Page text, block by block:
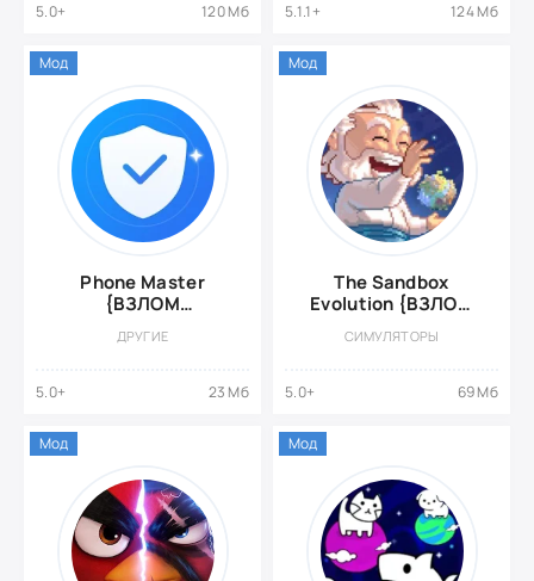
5.0+ 120 Мб 5.1.1+ 124 Мб
Phone Master
{ВЗЛОМ
Премиум}
ДРУГИЕ
5.0+ 23 Мб
Мод
The Sandbox
Evolution {ВЗЛОМ
СИМУЛЯТОРЫ
5.0+ 69 Мб
Мод
Мод Мод